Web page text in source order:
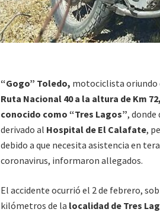
“Gogo” Toledo, motociclista oriundo
Ruta Nacional 40 a la altura de Km
conocido como “Tres Lagos”,
derivado al Hospital de El Calafate,
debido a que necesita asistencia en
coronavirus, informaron allegados.
El accidente ocurrió el 2 de febrero,
kilómetros de la localidad de Tres